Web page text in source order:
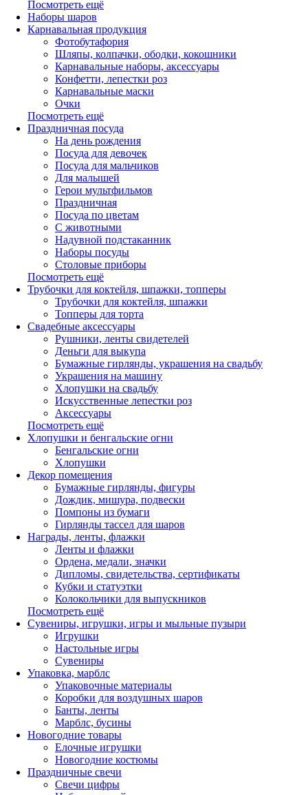
Посмотреть ещё
Наборы шаров
Карнавальная продукция
Фотобутафория
Шляпы, колпачки, ободки, кокошники
Карнавальные наборы, аксессуары
Конфетти, лепестки роз
Карнавальные маски
Очки
Посмотреть ещё
Праздничная посуда
На день рождения
Посуда для девочек
Посуда для мальчиков
Для малышей
Герои мультфильмов
Праздничная
Посуда по цветам
С животными
Надувной подстаканник
Наборы посуды
Столовые приборы
Посмотреть ещё
Трубочки для коктейля, шпажки, топперы
Трубочки для коктейля, шпажки
Топперы для торта
Свадебные аксессуары
Рушники, ленты свидетелей
Деньги для выкупа
Бумажные гирлянды, украшения на свадьбу
Украшения на машину
Хлопушки на свадьбу
Искусственные лепестки роз
Аксессуары
Посмотреть ещё
Хлопушки и бенгальские огни
Бенгальские огни
Хлопушки
Декор помещения
Бумажные гирлянды, фигуры
Дождик, мишура, подвески
Помпоны из бумаги
Гирлянды тассел для шаров
Награды, ленты, флажки
Ленты и флажки
Ордена, медали, значки
Дипломы, свидетельства, сертификаты
Кубки и статуэтки
Колокольчики для выпускников
Посмотреть ещё
Сувениры, игрушки, игры и мыльные пузыри
Игрушки
Настольные игры
Сувениры
Упаковка, марблс
Упаковочные материалы
Коробки для воздушных шаров
Банты, ленты
Марблс, бусины
Новогодние товары
Елочные игрушки
Новогодние костюмы
Праздничные свечи
Свечи цифры